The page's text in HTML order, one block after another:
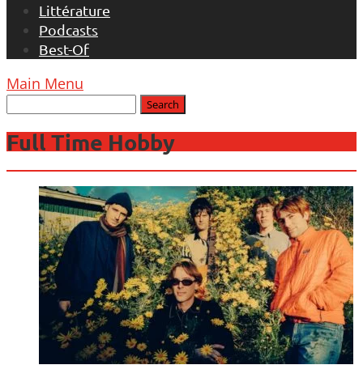
Littérature
Podcasts
Best-Of
Main Menu
Full Time Hobby